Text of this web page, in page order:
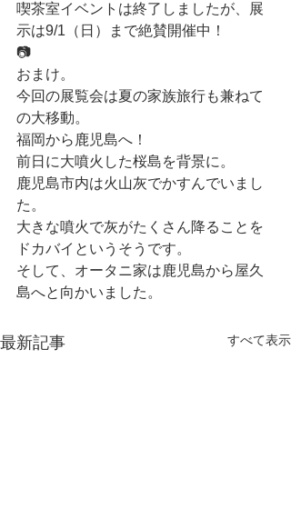
喫茶室イベントは終了しましたが、展
示は9/1（日）まで絶賛開催中！
📷
おまけ。
今回の展覧会は夏の家族旅行も兼ねて
の大移動。
福岡から鹿児島へ！
前日に大噴火した桜島を背景に。
鹿児島市内は火山灰でかすんでいまし
た。
大きな噴火で灰がたくさん降ることを
ドカバイというそうです。
そして、オータニ家は鹿児島から屋久
島へと向かいました。
最新記事 すべて表示